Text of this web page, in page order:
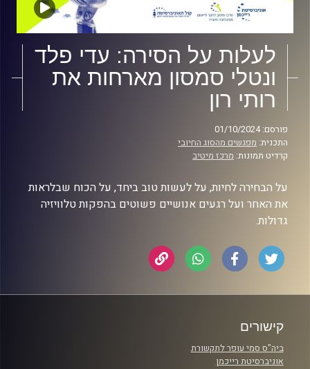
לעלות על הסירה: עדי פלד
ונטלי סמסון מארחות את
רותי רון
פורסם: 01/10/2024
התכנית: מפגשים מהסוג החיובי
קרדיט תמונות: מרכז מיטיב
על הבחירה לחיות, על לעשות טוב ביחד, על הכוח שבלראות
את האחר ועל רגעים אנושיים פשוטים בהפקות טלוויזיה
גדולות.
קישורים
ביה"ס סמי עופר לתקשורת
אוניברסיטת רייכמן